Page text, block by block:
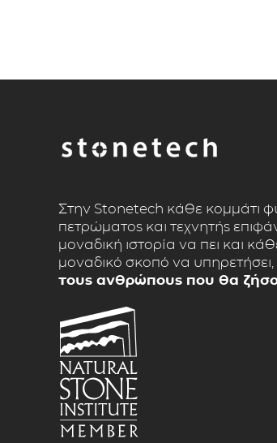
Στην Stonetech κάθε κομμάτι
πετρώματος και τεχνητής
μοναδική ιστορία να πει και
μοναδικό σκοπό να υπηρετήσει,
τους ανθρώπους που θα